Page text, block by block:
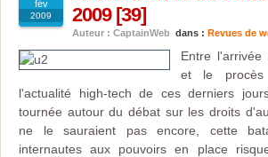
fév
2009
2009 [39]
Auteur : CaptainWeb dans : Revues de
Entre l'arrivée
et le procès
l'actualité high-tech de ces derniers
tournée autour du débat sur les droits
ne le sauraient pas encore, cette
internautes aux pouvoirs en place